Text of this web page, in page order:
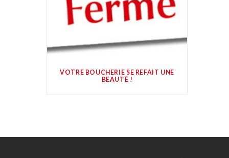
VOTRE BOUCHERIE SE REFAIT UNE
BEAUTÉ !